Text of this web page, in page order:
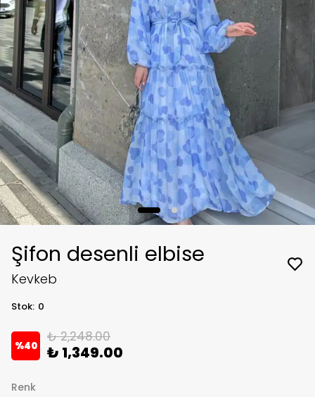
Şifon desenli elbise
Kevkeb
Stok: 0
%40
₺ 2,248.00
₺ 1,349.00
Renk